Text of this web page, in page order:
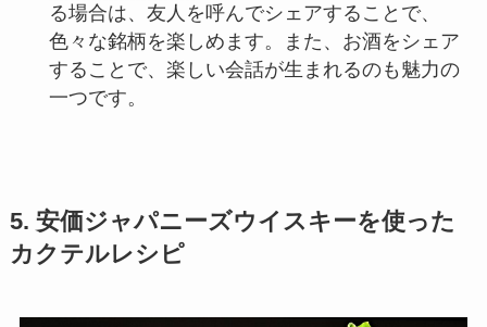
る場合は、友人を呼んでシェアすることで、
色々な銘柄を楽しめます。また、お酒をシェア
することで、楽しい会話が生まれるのも魅力の
一つです。
5. 安価ジャパニーズウイスキーを使った
カクテルレシピ